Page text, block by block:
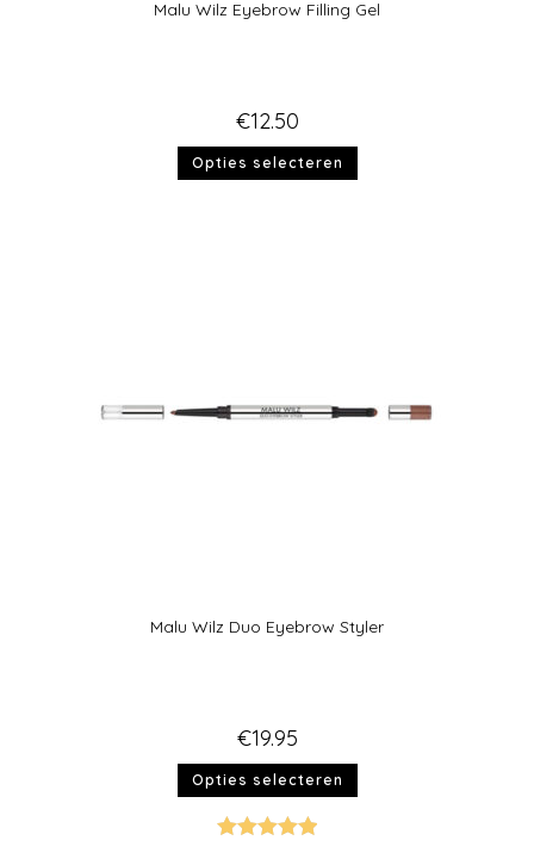
Malu Wilz Eyebrow Filling Gel
€12.50
Opties selecteren
Malu Wilz Duo Eyebrow Styler
€19.95
Opties selecteren